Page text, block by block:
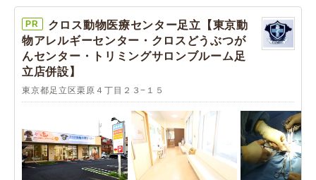
PR
クロス動物医療センター足立【東京動
物アレルギーセンター・クロスどうぶつが
んセンター・トリミングサロンブルーム足
立店併設】
東京都足立区栗原４丁目２３−１５